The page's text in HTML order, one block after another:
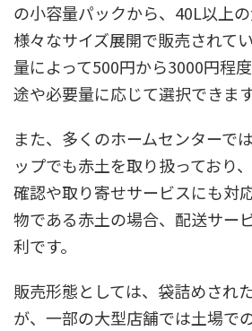
の小容量パックから、40L以上の
様々なサイズ展開で販売されて
量によって500円から3000円程
途や必要量に応じて選択できます
また、多くのホームセンターで
ップでも赤土を取り扱っており
確認や取り寄せサービスにも対
物である赤土の場合、配送サー
利です。
販売形態としては、袋詰めされ
が、一部の大型店舗では土場で